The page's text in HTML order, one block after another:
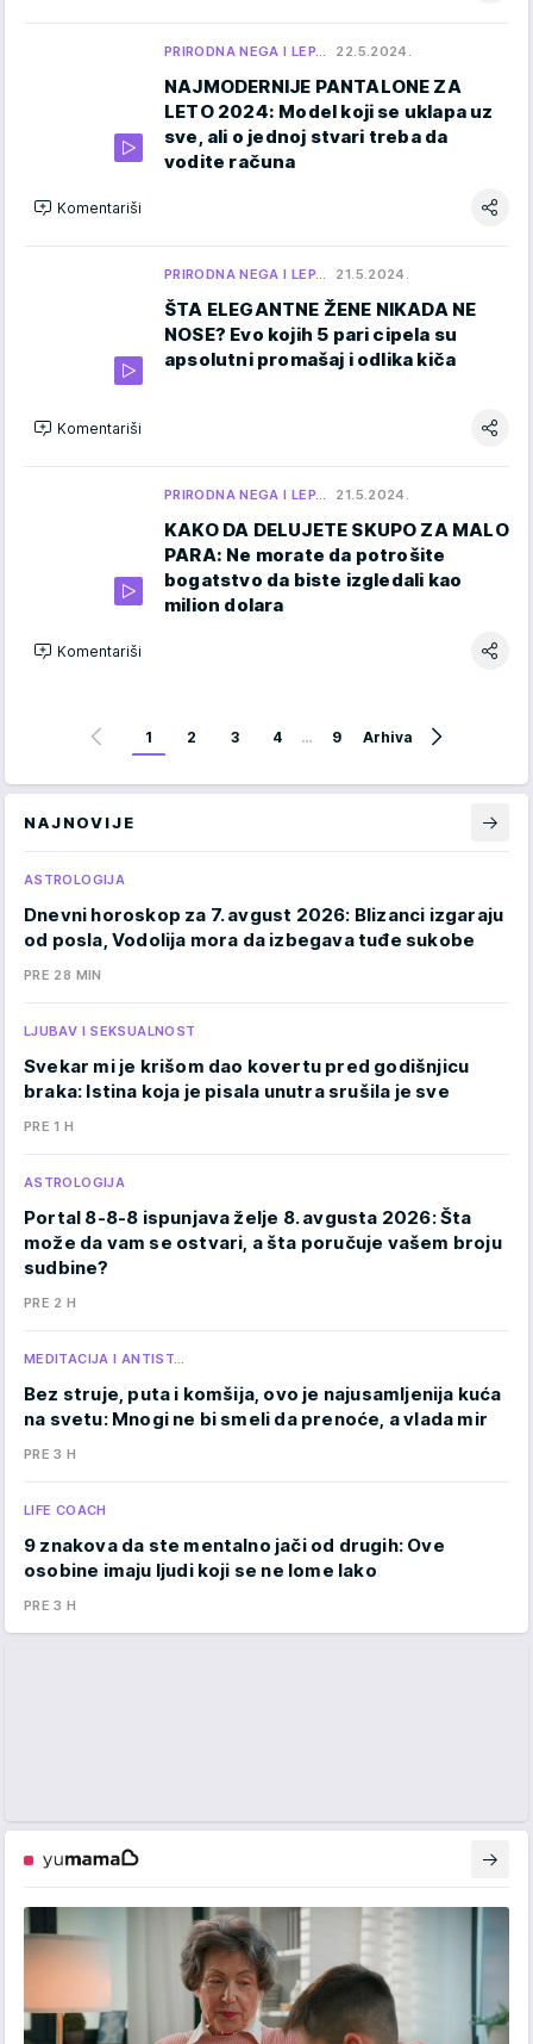
PRIRODNA NEGA I LEP… 22.5.2024.
NAJMODERNIJE PANTALONE ZA
LETO 2024: Model koji se uklapa uz
sve, ali o jednoj stvari treba da
vodite računa
Komentariši
PRIRODNA NEGA I LEP… 21.5.2024.
ŠTA ELEGANTNE ŽENE NIKADA NE
NOSE? Evo kojih 5 pari cipela su
apsolutni promašaj i odlika kiča
Komentariši
PRIRODNA NEGA I LEP… 21.5.2024.
KAKO DA DELUJETE SKUPO ZA MALO
PARA: Ne morate da potrošite
bogatstvo da biste izgledali kao
milion dolara
Komentariši
1 2 3 4 … 9 Arhiva
NAJNOVIJE
ASTROLOGIJA
Dnevni horoskop za 7. avgust 2026: Blizanci izgaraju
od posla, Vodolija mora da izbegava tuđe sukobe
PRE 28 MIN
LJUBAV I SEKSUALNOST
Svekar mi je krišom dao kovertu pred godišnjicu
braka: Istina koja je pisala unutra srušila je sve
PRE 1 H
ASTROLOGIJA
Portal 8-8-8 ispunjava želje 8. avgusta 2026: Šta
može da vam se ostvari, a šta poručuje vašem broju
sudbine?
PRE 2 H
MEDITACIJA I ANTIST…
Bez struje, puta i komšija, ovo je najusamljenija kuća
na svetu: Mnogi ne bi smeli da prenoće, a vlada mir
PRE 3 H
LIFE COACH
9 znakova da ste mentalno jači od drugih: Ove
osobine imaju ljudi koji se ne lome lako
PRE 3 H